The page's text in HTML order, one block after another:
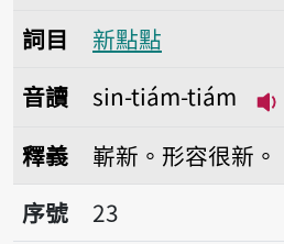
詞目
新點點
音讀
sin-tiám-tiám
釋義
嶄新。形容很新。
序號23新春
序號
23